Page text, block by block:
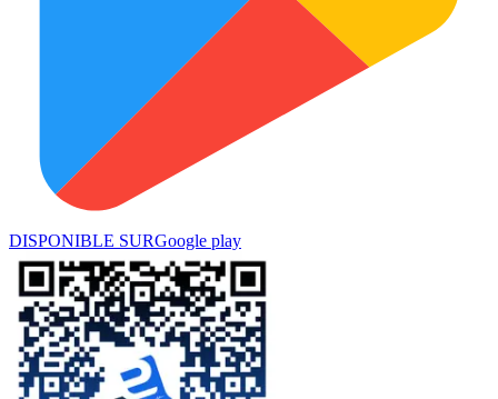
DISPONIBLE SURGoogle play